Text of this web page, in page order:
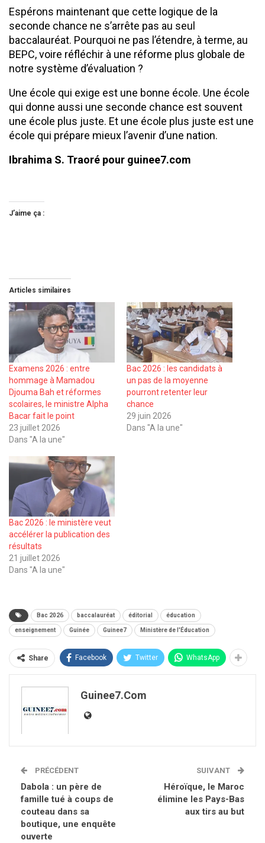
Espérons maintenant que cette logique de la
seconde chance ne s’arrête pas au seul
baccalauréat. Pourquoi ne pas l’étendre, à terme, au
BEPC, voire réfléchir à une réforme plus globale de
notre système d’évaluation ?
Une école qui exige est une bonne école. Une école
qui donne aussi une seconde chance est souvent
une école plus juste. Et une école plus juste est une
école qui prépare mieux l’avenir d’une nation.
Ibrahima S. Traoré pour guinee7.com
J’aime ça :
Articles similaires
Examens 2026 : entre
hommage à Mamadou
Djouma Bah et réformes
scolaires, le ministre Alpha
Bacar fait le point
23 juillet 2026
Dans "A la une"
Bac 2026 : les candidats à
un pas de la moyenne
pourront retenter leur
chance
29 juin 2026
Dans "A la une"
Bac 2026 : le ministère veut
accélérer la publication des
résultats
21 juillet 2026
Dans "A la une"
Bac 2026 baccalauréat éditorial éducation
enseignement Guinée Guinee7 Ministère de l'Éducation
Share Facebook Twitter WhatsApp
Guinee7.com
PRÉCÉDENT
Dabola : un père de
famille tué à coups de
couteau dans sa
boutique, une enquête
ouverte
SUIVANT
Héroïque, le Maroc
élimine les Pays-Bas
aux tirs au but